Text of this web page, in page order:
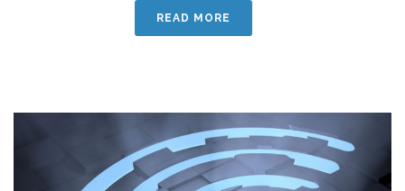
READ MORE